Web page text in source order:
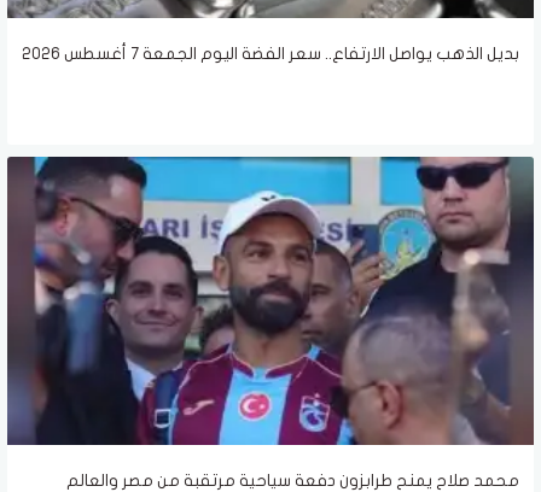
بديل الذهب يواصل الارتفاع.. سعر الفضة اليوم الجمعة 7 أغسطس 2026
محمد صلاح يمنح طرابزون دفعة سياحية مرتقبة من مصر والعالم